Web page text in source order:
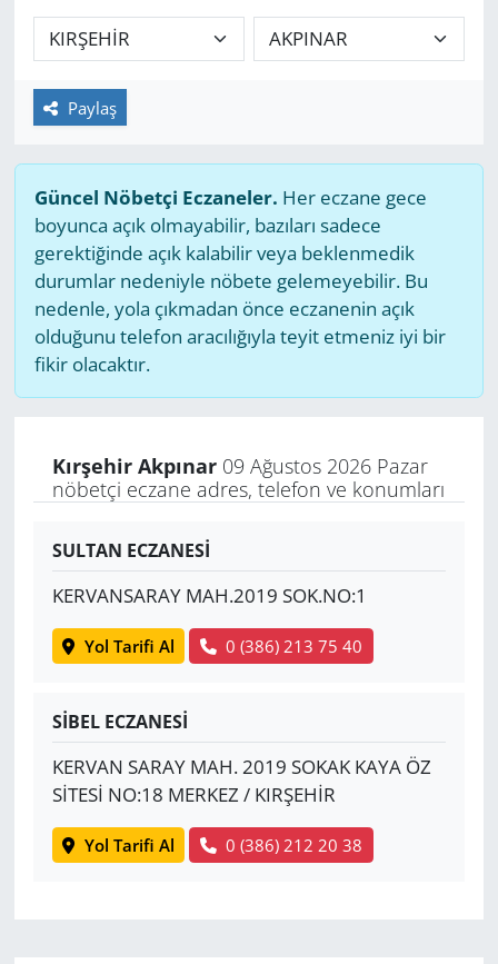
Paylaş
Güncel Nöbetçi Eczaneler. Her eczane gece
boyunca açık olmayabilir, bazıları sadece
gerektiğinde açık kalabilir veya beklenmedik
durumlar nedeniyle nöbete gelemeyebilir. Bu
nedenle, yola çıkmadan önce eczanenin açık
olduğunu telefon aracılığıyla teyit etmeniz iyi bir
fikir olacaktır.
Kırşehir Akpınar09 Ağustos 2026 Pazar
nöbetçi eczane adres, telefon ve konumları
SULTAN ECZANESİ
KERVANSARAY MAH.2019 SOK.NO:1
Yol Tarifi Al 0 (386) 213 75 40
SİBEL ECZANESİ
KERVAN SARAY MAH. 2019 SOKAK KAYA ÖZ
SİTESİ NO:18 MERKEZ / KIRŞEHİR
Yol Tarifi Al 0 (386) 212 20 38
GÜNDEM
HABERDE İNSAN
MAGAZİN
POLİTİKA
RESMİ İLANLAR
SAĞLIK
SPOR
Yerel